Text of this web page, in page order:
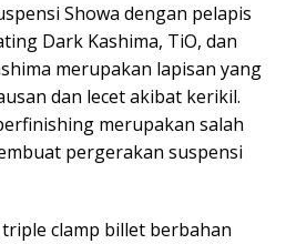
Showa dengan pelapis
Dark Kashima, TiO, dan
merupakan lapisan yang
dan lecet akibat kerikil.
merupakan salah
pergerakan suspensi
clamp billet berbahan